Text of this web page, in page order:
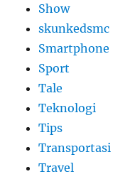
Show
skunkedsmc
Smartphone
Sport
Tale
Teknologi
Tips
Transportasi
Travel